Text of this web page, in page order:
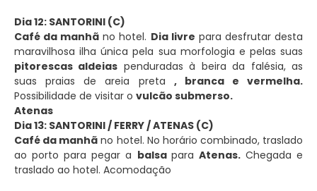
Dia 12: SANTORINI (C)
Café da manhã no hotel. Dia livre para desfrutar desta
maravilhosa ilha única pela sua morfologia e pelas suas
pitorescas aldeias penduradas à beira da falésia, as
suas praias de areia preta , branca e vermelha.
Possibilidade de visitar o vulcão submerso.
Atenas
Dia 13: SANTORINI / FERRY / ATENAS (C)
Café da manhã no hotel. No horário combinado, traslado
ao porto para pegar a balsa para Atenas.Chegada e
traslado ao hotel. Acomodação